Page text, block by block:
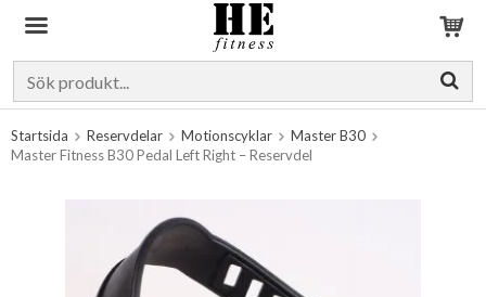
Startsida Reservdelar Motionscyklar
Master B30
Master Fitness B30 Pedal Left Right – Reservdel